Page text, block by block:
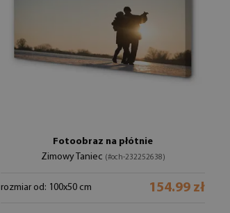
Fotoobraz na płótnie
Zimowy Taniec (#och-232252638)
rozmiar od: 100x50 cm 154.99 zł